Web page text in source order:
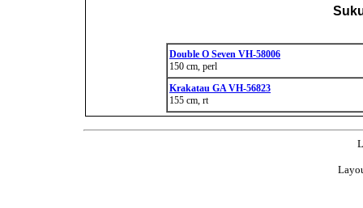
Double O Seven VH-58006
150 cm, perl
Krakatau GA VH-56823
155 cm, rt